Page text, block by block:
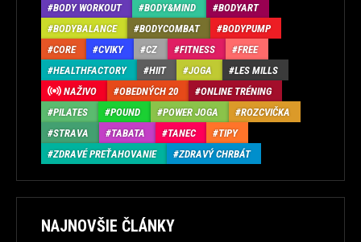
BODY WORKOUT
BODY&MIND
BODYART
BODYBALANCE
BODYCOMBAT
BODYPUMP
CORE
CVIKY CZ FITNESS
FREE
HEALTHFACTORY
HIIT JOGA
LES MILLS
NAŽIVO
OBEDNÝCH 20
ONLINE TRÉNING
PILATES
POUND POWER JOGA
ROZCVIČKA
STRAVA
TABATA TANEC
TIPY
ZDRAVÉ PREŤAHOVANIE
ZDRAVÝ CHRBÁT
NAJNOVŠIE ČLÁNKY